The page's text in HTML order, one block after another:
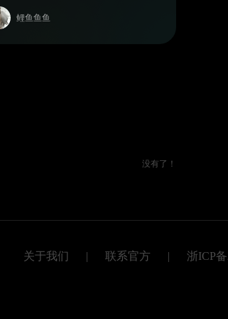
鲤鱼鱼鱼
没有了！
关于我们 | 联系官方 | 浙ICP